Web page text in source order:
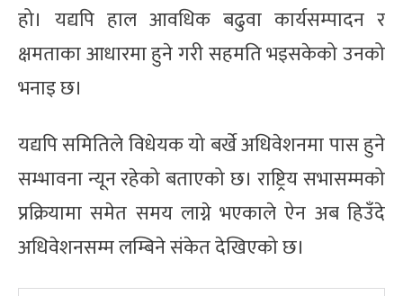
हो। यद्यपि हाल आवधिक बढुवा कार्यसम्पादन र
क्षमताका आधारमा हुने गरी सहमति भइसकेको उनको
भनाइ छ।
यद्यपि समितिले विधेयक यो बर्खे अधिवेशनमा पास हुने
सम्भावना न्यून रहेको बताएको छ। राष्ट्रिय सभासम्मको
प्रक्रियामा समेत समय लाग्ने भएकाले ऐन अब हिउँदे
अधिवेशनसम्म लम्बिने संकेत देखिएको छ।